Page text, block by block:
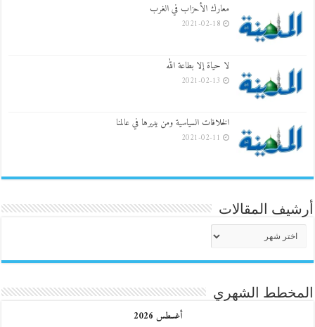
معارك الأحزاب في الغرب
2021-02-18
لا حياة إلا بطاعة الله
2021-02-13
الخلافات السياسية ومن يديرها في عالمنا
2021-02-11
أرشيف المقالات
أرشيف
المخطط الشهري
أغسطس 2026